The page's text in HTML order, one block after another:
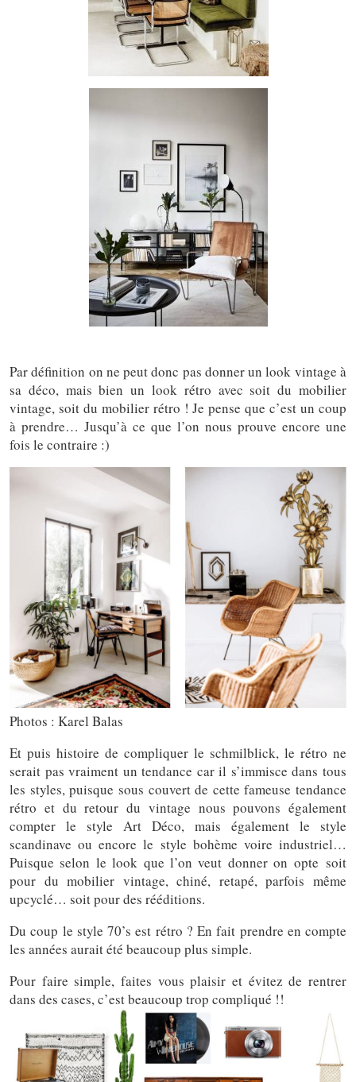
Par définition on ne peut donc pas donner un look vintage à
sa déco, mais bien un look rétro avec soit du mobilier
vintage, soit du mobilier rétro ! Je pense que c’est un coup
à prendre… Jusqu’à ce que l’on nous prouve encore une
fois le contraire :)
Photos : Karel Balas
Et puis histoire de compliquer le schmilblick, le rétro ne
serait pas vraiment un tendance car il s’immisce dans tous
les styles, puisque sous couvert de cette fameuse tendance
rétro et du retour du vintage nous pouvons également
compter le style Art Déco, mais également le style
scandinave ou encore le style bohème voire industriel…
Puisque selon le look que l’on veut donner on opte soit
pour du mobilier vintage, chiné, retapé, parfois même
upcyclé… soit pour des rééditions.
Du coup le style 70’s est rétro ? En fait prendre en compte
les années aurait été beaucoup plus simple.
Pour faire simple, faites vous plaisir et évitez de rentrer
dans des cases, c’est beaucoup trop compliqué !!